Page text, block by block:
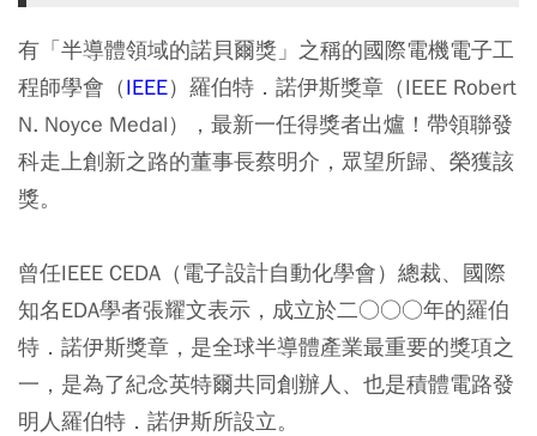
有「半導體領域的諾貝爾獎」之稱的國際電機電子工
程師學會（IEEE）羅伯特．諾伊斯獎章（IEEE Robert
N. Noyce Medal），最新一任得獎者出爐！帶領聯發
科走上創新之路的董事長蔡明介，眾望所歸、榮獲該
獎。
曾任IEEE CEDA（電子設計自動化學會）總裁、國際
知名EDA學者張耀文表示，成立於二○○○年的羅伯
特．諾伊斯獎章，是全球半導體產業最重要的獎項之
一，是為了紀念英特爾共同創辦人、也是積體電路發
明人羅伯特．諾伊斯所設立。